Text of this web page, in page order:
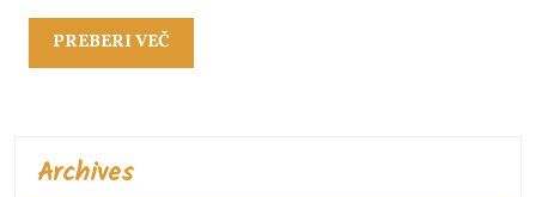
PREBERI VEČ
VEČ
Archives